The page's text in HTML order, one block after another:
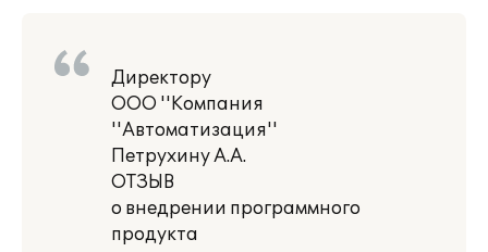
Директору
ООО ''Компания
''Автоматизация''
Петрухину А.А.
ОТЗЫВ
о внедрении программного
продукта